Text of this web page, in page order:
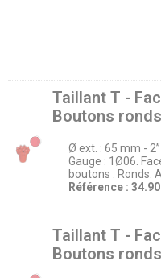
Taillant T -
Boutons
Ø ext. : 65 mm -
Gauge : 1Ø06.
boutons : Ronds.
Référence :
Taillant T -
Boutons